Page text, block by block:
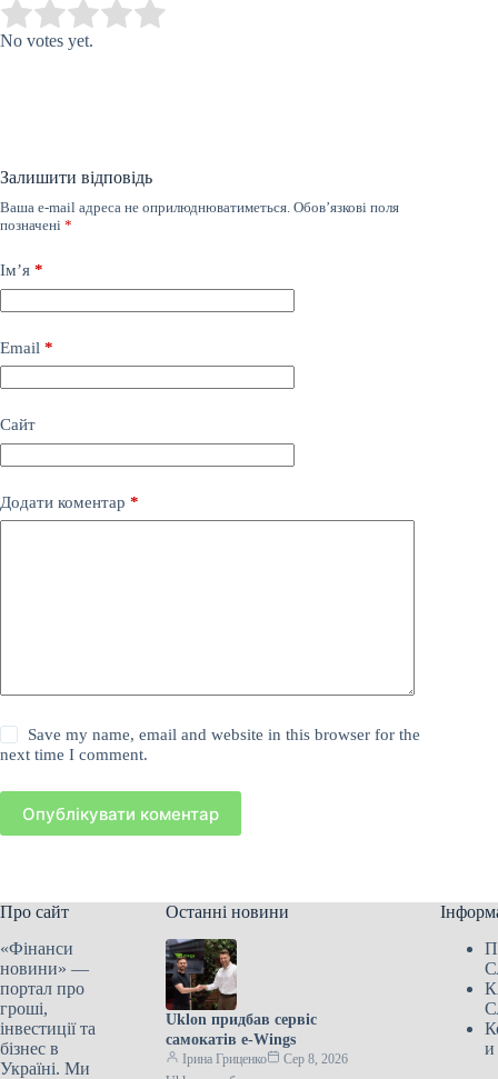
Rate this item:
No votes yet.
Залишити відповідь
Ваша e-mail адреса не оприлюднюватиметься. Обов’язкові поля
позначені *
Ім’я *
Email *
Сайт
Додати коментар *
Save my name, email and website in this browser for the
next time I comment.
Опублікувати коментар
Про сайт
«Фінанси
новини» —
портал про
гроші,
інвестиції та
бізнес в
Україні. Ми
Останні новини
Uklon придбав сервіс
самокатів e-Wings
Ірина Гриценко
Сер 8, 2026
и